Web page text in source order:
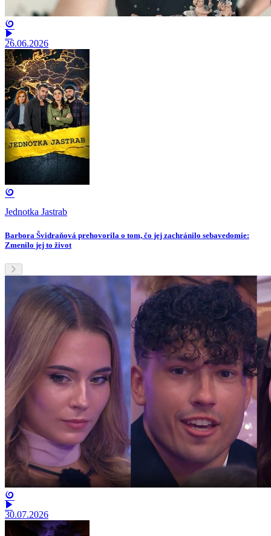
26.06.2026
Jednotka Jastrab
Barbora Švidraňová prehovorila o tom, čo jej zachránilo sebavedomie:
Zmenilo jej to život
30.07.2026